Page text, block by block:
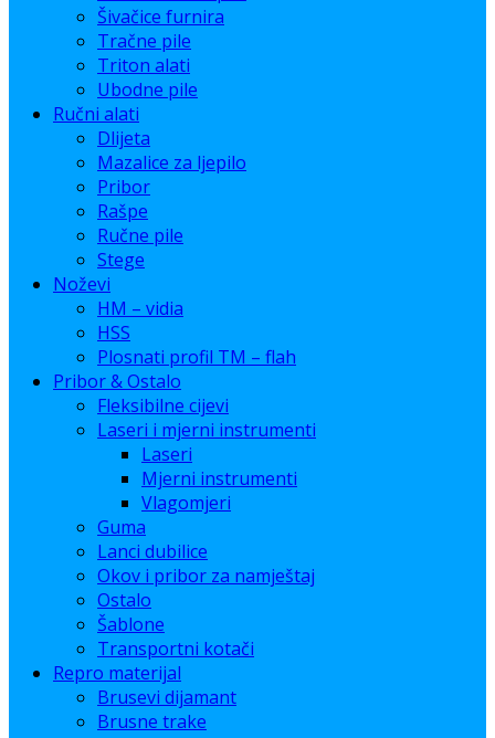
Šivačice furnira
Tračne pile
Triton alati
Ubodne pile
Ručni alati
Dlijeta
Mazalice za ljepilo
Pribor
Rašpe
Ručne pile
Stege
Noževi
HM – vidia
HSS
Plosnati profil TM – flah
Pribor & Ostalo
Fleksibilne cijevi
Laseri i mjerni instrumenti
Laseri
Mjerni instrumenti
Vlagomjeri
Guma
Lanci dubilice
Okov i pribor za namještaj
Ostalo
Šablone
Transportni kotači
Repro materijal
Brusevi dijamant
Brusne trake